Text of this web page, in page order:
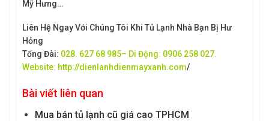
Mỹ Hưng…
Liên Hệ Ngay Với Chúng Tôi Khi Tủ Lạnh Nhà Bạn Bị Hư
Hỏng
Tổng Đài: 028. 627 68 985– Di Động: 0906 258 027.
Website: http://dienlanhdienmayxanh.com/
Bài viết liên quan
Mua bán tủ lạnh cũ giá cao TPHCM